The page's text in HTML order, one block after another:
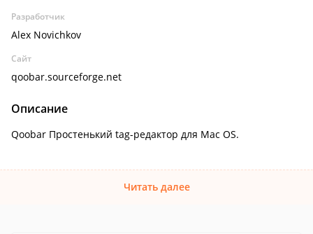
Разработчик
Alex Novichkov
Сайт
qoobar.sourceforge.net
Описание
Qoobar Простенький tag-редактор для Mac OS.
Читать далее